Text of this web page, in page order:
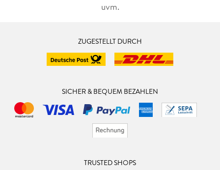
uvm.
ZUGESTELLT DURCH
SICHER & BEQUEM BEZAHLEN
TRUSTED SHOPS